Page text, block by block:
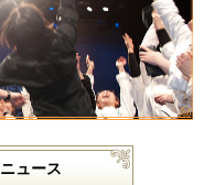
ニュース